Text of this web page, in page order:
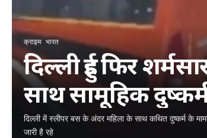
क्राइम भारत
दिल्ली हुई फिर
साथ सामूहिक
दिल्ली में स्लीपर बस के अंदर महिला के साथ कथित दुष्कर्म के
जारी है रहे